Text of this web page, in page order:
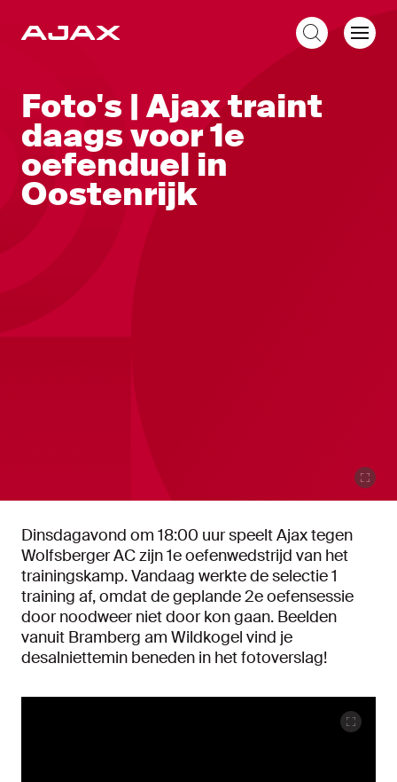
Foto's | Ajax traint
daags voor 1e
oefenduel in
Oostenrijk
Dinsdagavond om 18:00 uur speelt Ajax tegen
Wolfsberger AC zijn 1e oefenwedstrijd van het
trainingskamp. Vandaag werkte de selectie 1
training af, omdat de geplande 2e oefensessie
door noodweer niet door kon gaan. Beelden
vanuit Bramberg am Wildkogel vind je
desalniettemin beneden in het fotoverslag!